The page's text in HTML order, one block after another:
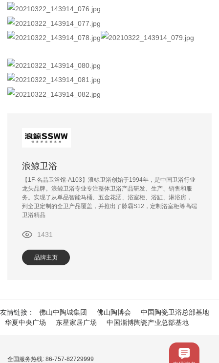
浪鲸卫浴
【1F·名品卫浴馆·A103】浪鲸卫浴创始于1994年，是中国卫浴行业
龙头品牌。浪鲸卫浴专业专注整体卫浴产品研发、生产、销售和服
务。实现了从单品智能马桶、五金花洒、浴室柜、浴缸、淋浴房，
到全卫定制的全卫产品覆盖，并推出了脉霸S12，定制浴室柜等高端
卫浴精品
1431
品牌主页
友情链接： 佛山中陶城集团 佛山陶博会
中国陶瓷卫浴总部基地
华夏中央广场
东星家居广场 中国淄博陶瓷产业总部基地
全国服务热线: 86-757-82729999